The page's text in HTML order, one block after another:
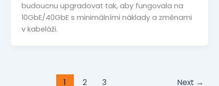
budoucnu upgradovat tak, aby fungovala na
10GbE/40GbE s minimálními náklady a změnami
v kabeláži.
1 2 3 Next →